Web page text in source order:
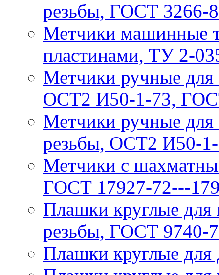
резьбы, ГОСТ 3266-
Метчики машинные
пластинами, ТУ 2-
Метчики ручные
ОСТ2 И50-1-73,
Метчики ручные для
резьбы, ОСТ2 И50-
Метчики с
ГОСТ 17927-72---
Плaшки круглые
резьбы, ГОСТ 9740-
Плашки круглые